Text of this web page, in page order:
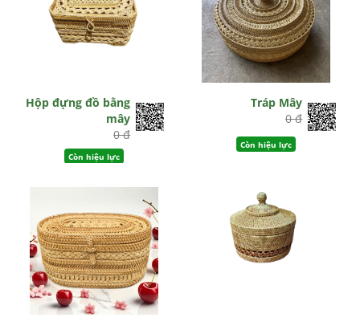
Hộp đựng đồ bằng
mây
0 đ
Còn hiệu lực
Tráp Mây
0 đ
Còn hiệu lực